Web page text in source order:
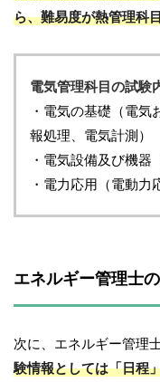
ら、難易度が熱管理科
電気管理科目の試験
・電気の基礎（電
報処理、電気計測）
・電気設備及び機器
・電力応用（電動力
エネルギー管理士
次に、エネルギー管理
験情報としては「日程